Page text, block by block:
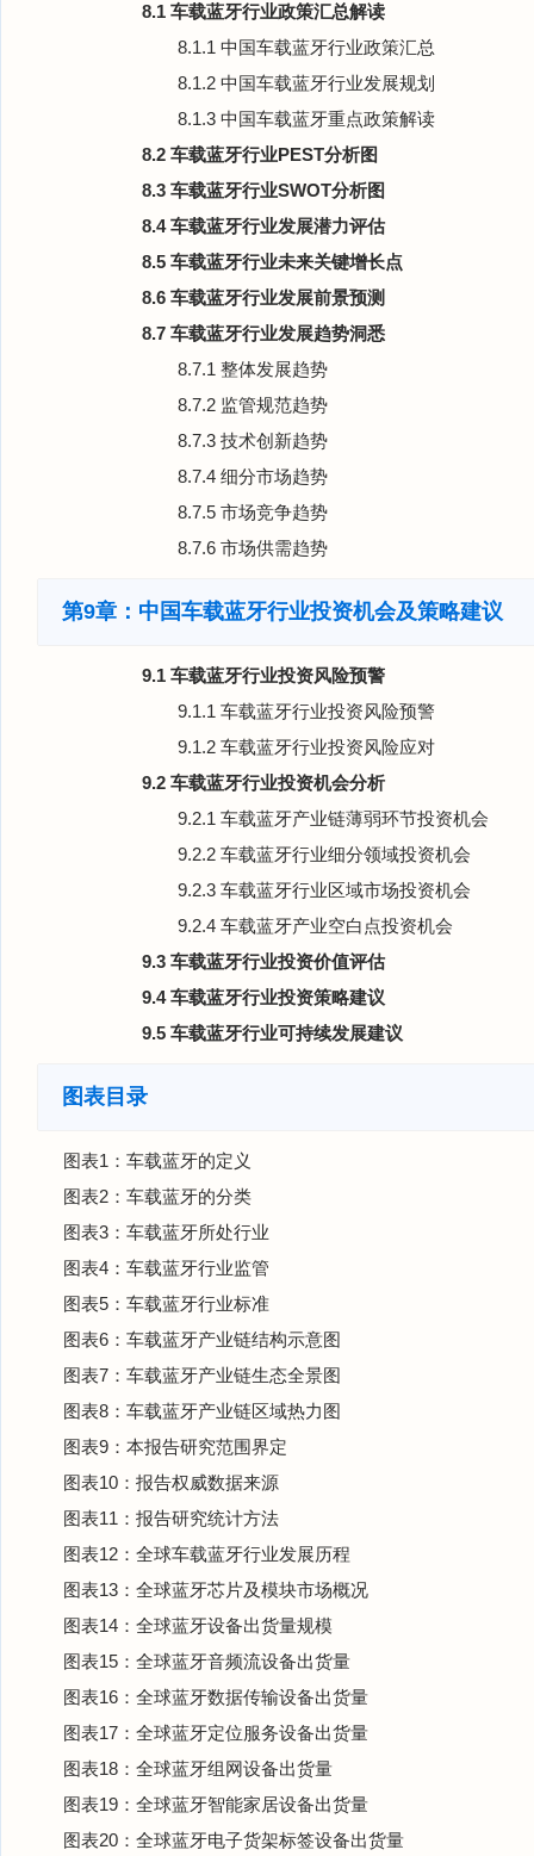
8.1 车载蓝牙行业政策汇总解读
8.1.1 中国车载蓝牙行业政策汇总
8.1.2 中国车载蓝牙行业发展规划
8.1.3 中国车载蓝牙重点政策解读
8.2 车载蓝牙行业PEST分析图
8.3 车载蓝牙行业SWOT分析图
8.4 车载蓝牙行业发展潜力评估
8.5 车载蓝牙行业未来关键增长点
8.6 车载蓝牙行业发展前景预测
8.7 车载蓝牙行业发展趋势洞悉
8.7.1 整体发展趋势
8.7.2 监管规范趋势
8.7.3 技术创新趋势
8.7.4 细分市场趋势
8.7.5 市场竞争趋势
8.7.6 市场供需趋势
第9章：中国车载蓝牙行业投资机会及策略建议
9.1 车载蓝牙行业投资风险预警
9.1.1 车载蓝牙行业投资风险预警
9.1.2 车载蓝牙行业投资风险应对
9.2 车载蓝牙行业投资机会分析
9.2.1 车载蓝牙产业链薄弱环节投资机会
9.2.2 车载蓝牙行业细分领域投资机会
9.2.3 车载蓝牙行业区域市场投资机会
9.2.4 车载蓝牙产业空白点投资机会
9.3 车载蓝牙行业投资价值评估
9.4 车载蓝牙行业投资策略建议
9.5 车载蓝牙行业可持续发展建议
图表目录
图表1：车载蓝牙的定义
图表2：车载蓝牙的分类
图表3：车载蓝牙所处行业
图表4：车载蓝牙行业监管
图表5：车载蓝牙行业标准
图表6：车载蓝牙产业链结构示意图
图表7：车载蓝牙产业链生态全景图
图表8：车载蓝牙产业链区域热力图
图表9：本报告研究范围界定
图表10：报告权威数据来源
图表11：报告研究统计方法
图表12：全球车载蓝牙行业发展历程
图表13：全球蓝牙芯片及模块市场概况
图表14：全球蓝牙设备出货量规模
图表15：全球蓝牙音频流设备出货量
图表16：全球蓝牙数据传输设备出货量
图表17：全球蓝牙定位服务设备出货量
图表18：全球蓝牙组网设备出货量
图表19：全球蓝牙智能家居设备出货量
图表20：全球蓝牙电子货架标签设备出货量